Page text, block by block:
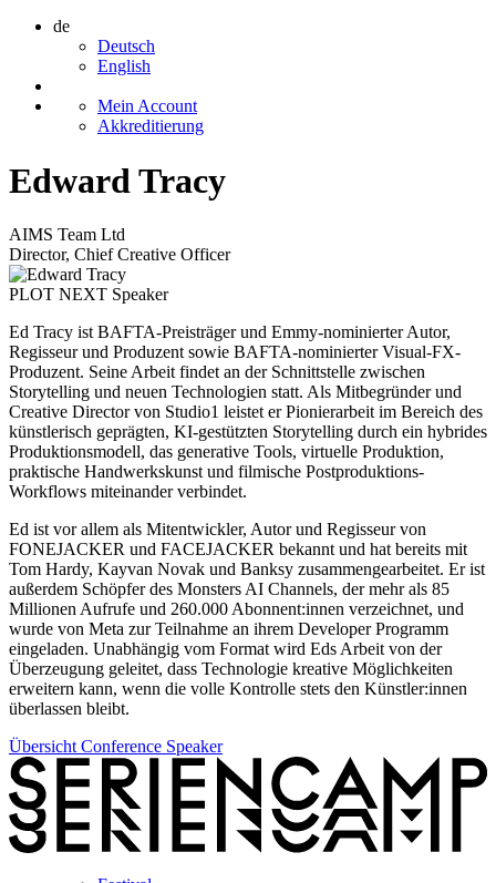
de
Deutsch
English
Mein Account
Akkreditierung
Edward Tracy
AIMS Team Ltd
Director, Chief Creative Officer
PLOT NEXT Speaker
Ed Tracy ist BAFTA-Preisträger und Emmy-nominierter Autor,
Regisseur und Produzent sowie BAFTA-nominierter Visual-FX-
Produzent. Seine Arbeit findet an der Schnittstelle zwischen
Storytelling und neuen Technologien statt. Als Mitbegründer und
Creative Director von Studio1 leistet er Pionierarbeit im Bereich des
künstlerisch geprägten, KI-gestützten Storytelling durch ein hybrides
Produktionsmodell, das generative Tools, virtuelle Produktion,
praktische Handwerkskunst und filmische Postproduktions-
Workflows miteinander verbindet.
Ed ist vor allem als Mitentwickler, Autor und Regisseur von
FONEJACKER und FACEJACKER bekannt und hat bereits mit
Tom Hardy, Kayvan Novak und Banksy zusammengearbeitet. Er ist
außerdem Schöpfer des Monsters AI Channels, der mehr als 85
Millionen Aufrufe und 260.000 Abonnent:innen verzeichnet, und
wurde von Meta zur Teilnahme an ihrem Developer Programm
eingeladen. Unabhängig vom Format wird Eds Arbeit von der
Überzeugung geleitet, dass Technologie kreative Möglichkeiten
erweitern kann, wenn die volle Kontrolle stets den Künstler:innen
überlassen bleibt.
Übersicht Conference Speaker